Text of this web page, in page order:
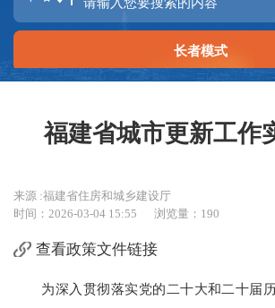
长者模式
福建省城市更新工作
来源 :福建省住房和城乡建设厅
时间：2026-03-04 15:55
浏览量： 190
查看政策文件链接
为深入贯彻落实党的二十大和二十届